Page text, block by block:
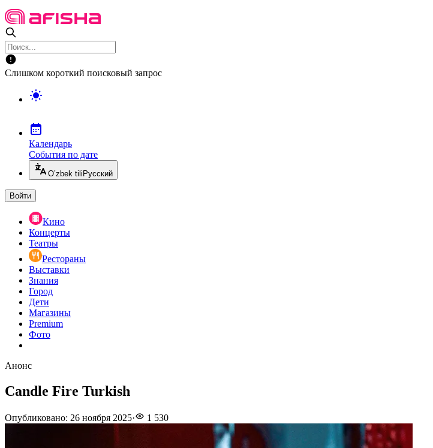
Слишком короткий поисковый запрос
Календарь
События по дате
O’zbek tili Русский
Войти
Кино
Концерты
Театры
Рестораны
Выставки
Знания
Город
Дети
Магазины
Premium
Фото
Анонс
Candle Fire Turkish
Опубликовано: 26 ноября 2025· 1 530